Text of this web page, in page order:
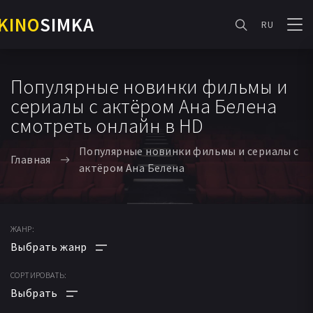
SIMKA RU
Популярные новинки фильмы и
сериалы с актёром Ана Белена
смотреть онлайн в HD
Главная
Популярные новинки фильмы и сериалы с
актёром Ана Белена
ЖАНР:
АНИМЕ
СОРТИРОВАТЬ: